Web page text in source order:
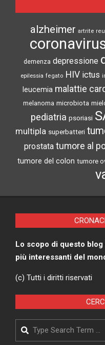
alzheimer artrite
demenza depressione
epilessia fegato HIV ictus
leucemia malattie
melanoma microbiota
pediatria psoriasi
multipla superbatteri
prostata tumore al
tumore del colon tumore
Lo scopo di questo
più interessanti del
(c) Tutti i diritti riservati
Search